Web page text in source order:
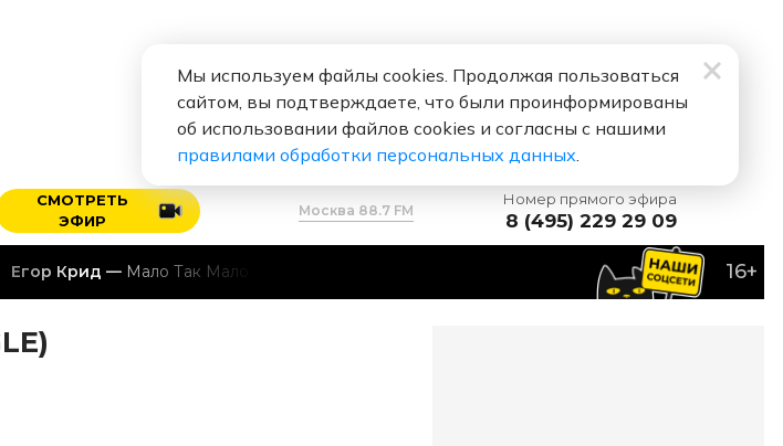
СМОТРЕТЬ
ЭФИР
Москва 88.7 FM
Номер прямого эфира
8 (495) 229 29 09
Мало Так Мало (Single) 16+
Мы используем файлы cookies. Продолжая пользоваться
сайтом, вы подтверждаете, что были проинформированы
об использовании файлов cookies и согласны с нашими
правилами обработки персональных данных.